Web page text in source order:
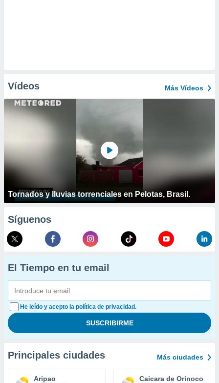
Vídeos Más Vídeos
Tornados y lluvias torrenciales en Pelotas, Brasil.
Síguenos
El Tiempo en tu email
He leído y acepto la política de privacidad.
Principales ciudades Más ciudades
Aripao Caicara de Orinoco